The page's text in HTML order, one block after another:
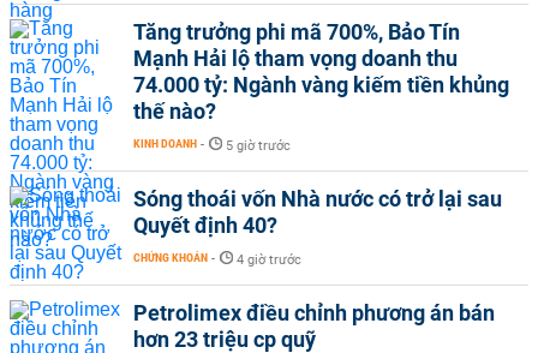
Tăng trưởng phi mã 700%, Bảo Tín
Mạnh Hải lộ tham vọng doanh thu
74.000 tỷ: Ngành vàng kiếm tiền khủng
thế nào?
KINH DOANH - 5 giờ trước
Sóng thoái vốn Nhà nước có trở lại sau
Quyết định 40?
CHỨNG KHOÁN - 4 giờ trước
Petrolimex điều chỉnh phương án bán
hơn 23 triệu cp quỹ